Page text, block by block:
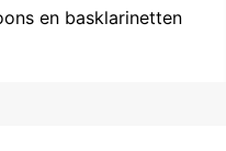
en basklarinetten